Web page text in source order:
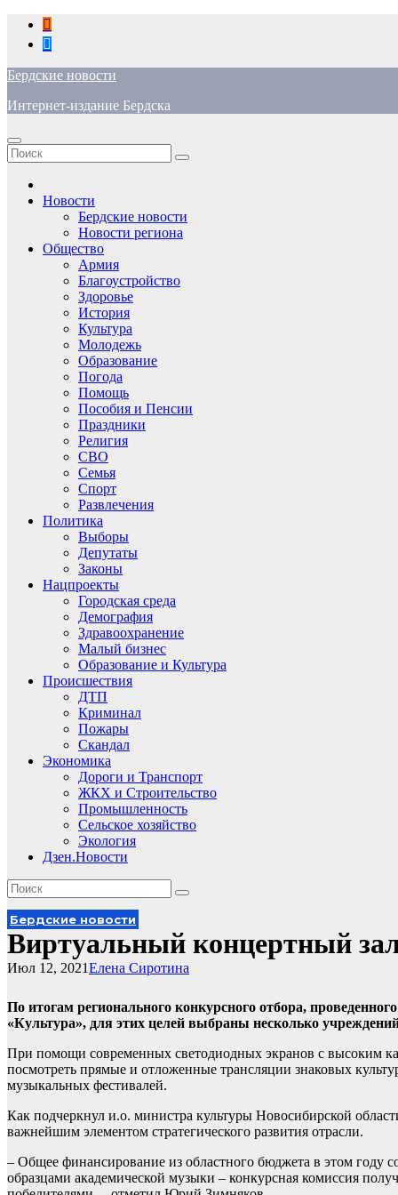
Перейти
содержимому
Бердские новости
Интернет-издание Бердска
Новости
Бердские новости
Новости региона
Общество
Армия
Благоустройство
Здоровье
История
Культура
Молодежь
Образование
Погода
Помощь
Пособия и Пенсии
Праздники
Религия
СВО
Семья
Спорт
Развлечения
Политика
Выборы
Депутаты
Законы
Нацпроекты
Городская среда
Демография
Здравоохранение
Малый бизнес
Образование и Культура
Происшествия
ДТП
Криминал
Пожары
Скандал
Экономика
Дороги и Транспорт
ЖКХ и Строительство
Промышленность
Сельское хозяйство
Экология
Дзен.Новости
Бердские новости
Виртуальный концертный
Елена Сиротина
Июл 12, 2021
По итогам регионального конкурсного отбора,
«Культура», для этих целей выбраны несколько
При помощи современных светодиодных экранов с высоким
посмотреть прямые и отложенные трансляции знаковых
музыкальных фестивалей.
Как подчеркнул и.о. министра культуры Новосибирской
важнейшим элементом стратегического развития отрасли.
– Общее финансирование из областного бюджета в этом году
образцами академической музыки – конкурсная комиссия